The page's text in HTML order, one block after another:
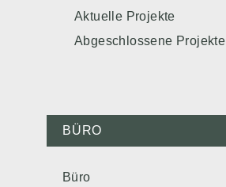
Aktuelle Projekte
Abgeschlossene Projekte
BÜRO
Büro